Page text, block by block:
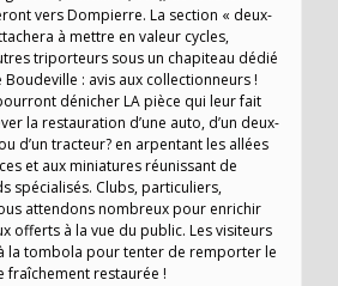
vers Dompierre. La section « deux-
à mettre en valeur cycles,
triporteurs sous un chapiteau dédié
Boudeville : avis aux collectionneurs !
dénicher LA pièce qui leur fait
la restauration d’une auto, d’un deux-
d’un tracteur? en arpentant les allées
et aux miniatures réunissant de
spécialisés. Clubs, particuliers,
attendons nombreux pour enrichir
offerts à la vue du public. Les visiteurs
la tombola pour tenter de remporter le
fraîchement restaurée !